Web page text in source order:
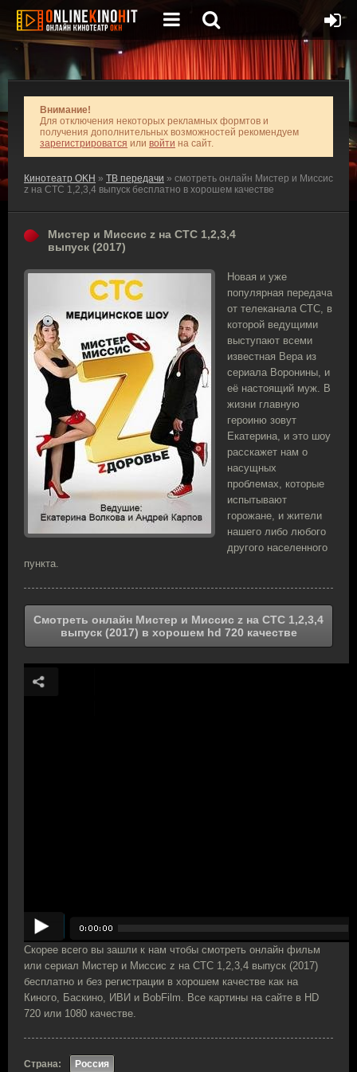
Внимание!
Для отключения некоторых рекламных формтов и
получения дополнительных возможностей рекомендуем
зарегистрироватся или войти на сайт.
Кинотеатр OKH » ТВ передачи » смотреть онлайн Мистер и Миссис
z на СТС 1,2,3,4 выпуск бесплатно в хорошем качестве
Мистер и Миссис z на СТС 1,2,3,4
выпуск (2017)
Новая и уже
популярная передача
от телеканала СТС, в
которой ведущими
выступают всеми
известная Вера из
сериала Воронины, и
её настоящий муж. В
жизни главную
героиню зовут
Екатерина, и это шоу
расскажет нам о
насущных
проблемах, которые
испытывают
горожане, и жители
нашего либо любого
другого населенного
пункта.
Смотреть онлайн Мистер и Миссис z на СТС 1,2,3,4
выпуск (2017) в хорошем hd 720 качестве
Скорее всего вы зашли к нам чтобы смотреть онлайн фильм
или сериал Мистер и Миссис z на СТС 1,2,3,4 выпуск (2017)
бесплатно и без регистрации в хорошем качестве как на
Киного, Баскино, ИВИ и BobFilm. Все картины на сайте в HD
720 или 1080 качестве.
Страна:
Россия